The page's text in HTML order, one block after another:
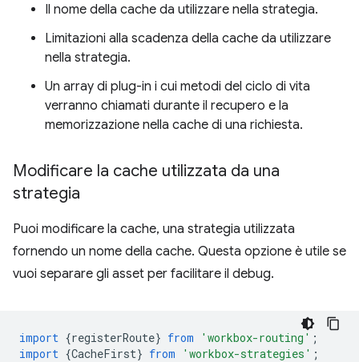
Il nome della cache da utilizzare nella strategia.
Limitazioni alla scadenza della cache da utilizzare
nella strategia.
Un array di plug-in i cui metodi del ciclo di vita
verranno chiamati durante il recupero e la
memorizzazione nella cache di una richiesta.
Modificare la cache utilizzata da una
strategia
Puoi modificare la cache, una strategia utilizzata
fornendo un nome della cache. Questa opzione è utile se
vuoi separare gli asset per facilitare il debug.
import {registerRoute} from 'workbox-routing' ;
import {CacheFirst} from 'workbox-strategies' ;